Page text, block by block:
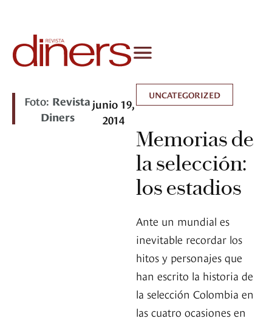
Foto: Revista
Diners
junio 19,
2014
UNCATEGORIZED
Memorias de
la selección:
los estadios
Ante un mundial es
inevitable recordar los
hitos y personajes que
han escrito la historia de
la selección Colombia en
las cuatro ocasiones en